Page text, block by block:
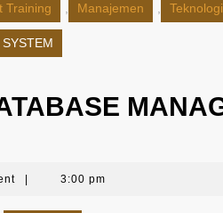
Training Manajemen Teknologi
3:00 pm